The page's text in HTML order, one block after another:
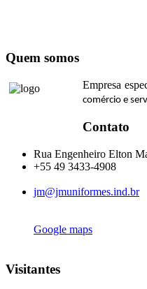
Quem somos
Empresa
comércio e
Contato
Rua Engenheiro Elton
+55 49 3433-4908
jm@jmuniformes.ind.br
Google maps
Visitantes